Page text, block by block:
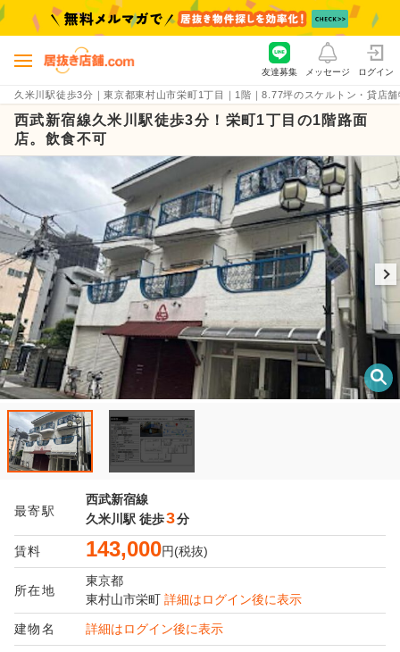
久米川駅徒歩3分｜東京都東村山市栄町1丁目｜1階｜8.77坪のスケルトン・貸店
友達募集 メッセージ ログイン
西武新宿線久米川駅徒歩3分！栄町1丁目の1階路面
店。飲食不可
最寄駅
西武新宿線
久米川駅 徒歩3分
賃料 143,000円(税抜)
所在地
東京都
東村山市栄町 詳細はログイン後に表示
建物名 詳細はログイン後に表示